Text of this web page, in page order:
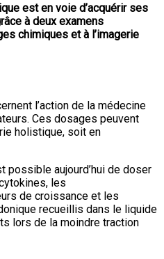
est en voie d’acquérir ses
à deux examens
chimiques et à l’imagerie
l’action de la médecine
Ces dosages peuvent
holistique, soit en
possible aujourd’hui de doser
les
de croissance et les
recueillis dans le liquide
lors de la moindre traction